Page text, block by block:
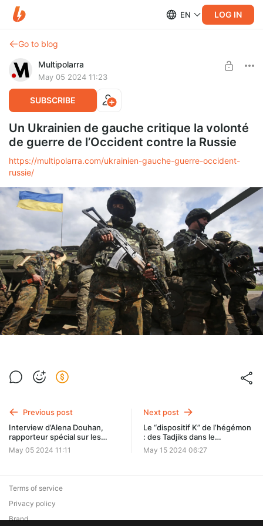
EN LOG IN
Go to blog
Multipolarra
May 05 2024 11:23
SUBSCRIBE
Un Ukrainien de gauche critique la volonté
de guerre de l’Occident contre la Russie
https://multipolarra.com/ukrainien-gauche-guerre-occident-
russie/
Previous post
Interview d’Alena Douhan,
rapporteur spécial sur les
mesures coercitives
unilatérales
May 05 2024 11:11
Next post
Le “dispositif K” de l’hégémon
: des Tadjiks dans le
collimateur
May 15 2024 06:27
Terms of service
Privacy policy
Brand